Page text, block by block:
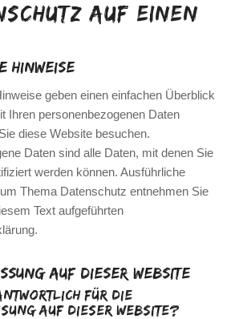
auf einen
Hinweise
geben einen einfachen Überblick
Ihren personenbezogenen Daten
diese Website besuchen.
Daten sind alle Daten, mit denen Sie
werden können. Ausführliche
Thema Datenschutz entnehmen Sie
Text aufgeführten
auf dieser Website
für die
auf dieser Website?